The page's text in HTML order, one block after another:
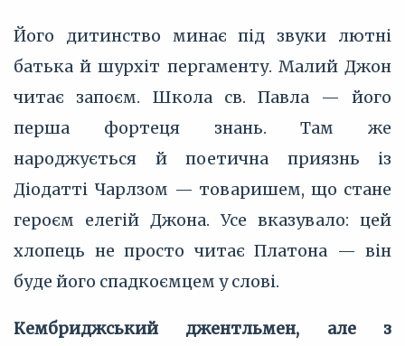
Його дитинство минає під звуки лютні
батька й шурхіт пергаменту. Малий Джон
читає запоєм. Школа св. Павла — його
перша фортеця знань. Там же
народжується й поетична приязнь із
Діодатті Чарлзом — товаришем, що стане
героєм елегій Джона. Усе вказувало: цей
хлопець не просто читає Платона — він
буде його спадкоємцем у слові.
Кембриджський джентльмен, але з